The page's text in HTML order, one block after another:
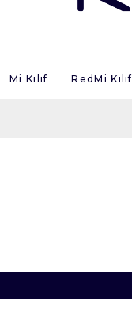
Mi Kılıf RedMi Kılıf